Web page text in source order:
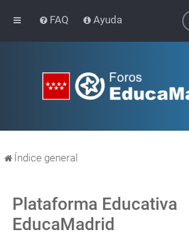
FAQ Ayuda
Índice general
Plataforma Educativa
EducaMadrid